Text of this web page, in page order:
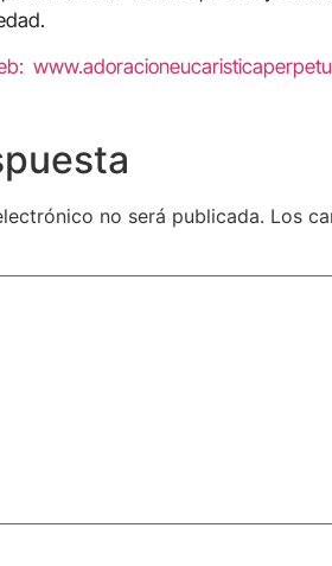
no será publicada. Los